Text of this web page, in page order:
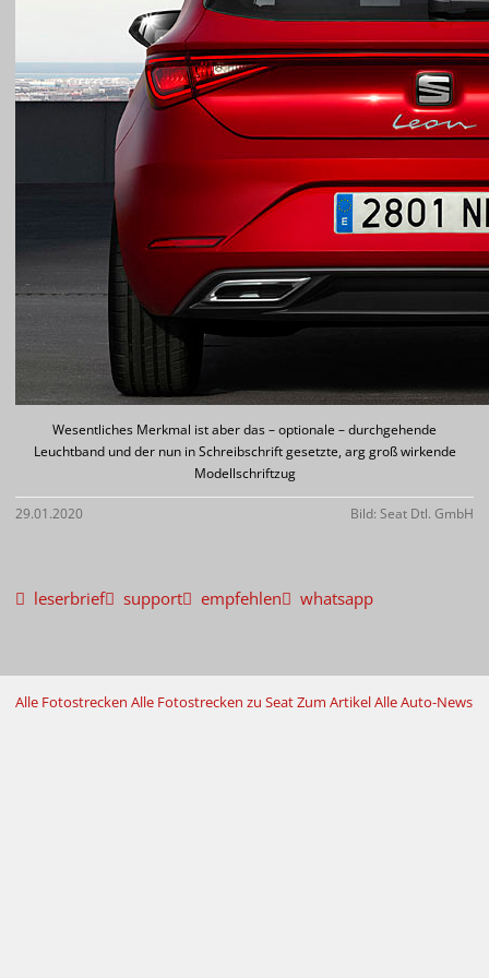
Wesentliches Merkmal ist aber das – optionale – durchgehende
Leuchtband und der nun in Schreibschrift gesetzte, arg groß wirkende
Modellschriftzug
29.01.2020 Bild: Seat Dtl. GmbH
leserbrief support empfehlen whatsapp
Alle Fotostrecken Alle Fotostrecken zu SeatZum ArtikelAlle Auto-News